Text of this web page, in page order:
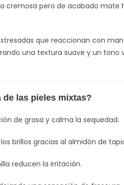
cremosa pero de acabado
que reaccionan con
una textura suave y un tono
de las pieles mixtas?
de grasa y calma la sequedad.
brillos gracias al almidón de
reducen la irritación.